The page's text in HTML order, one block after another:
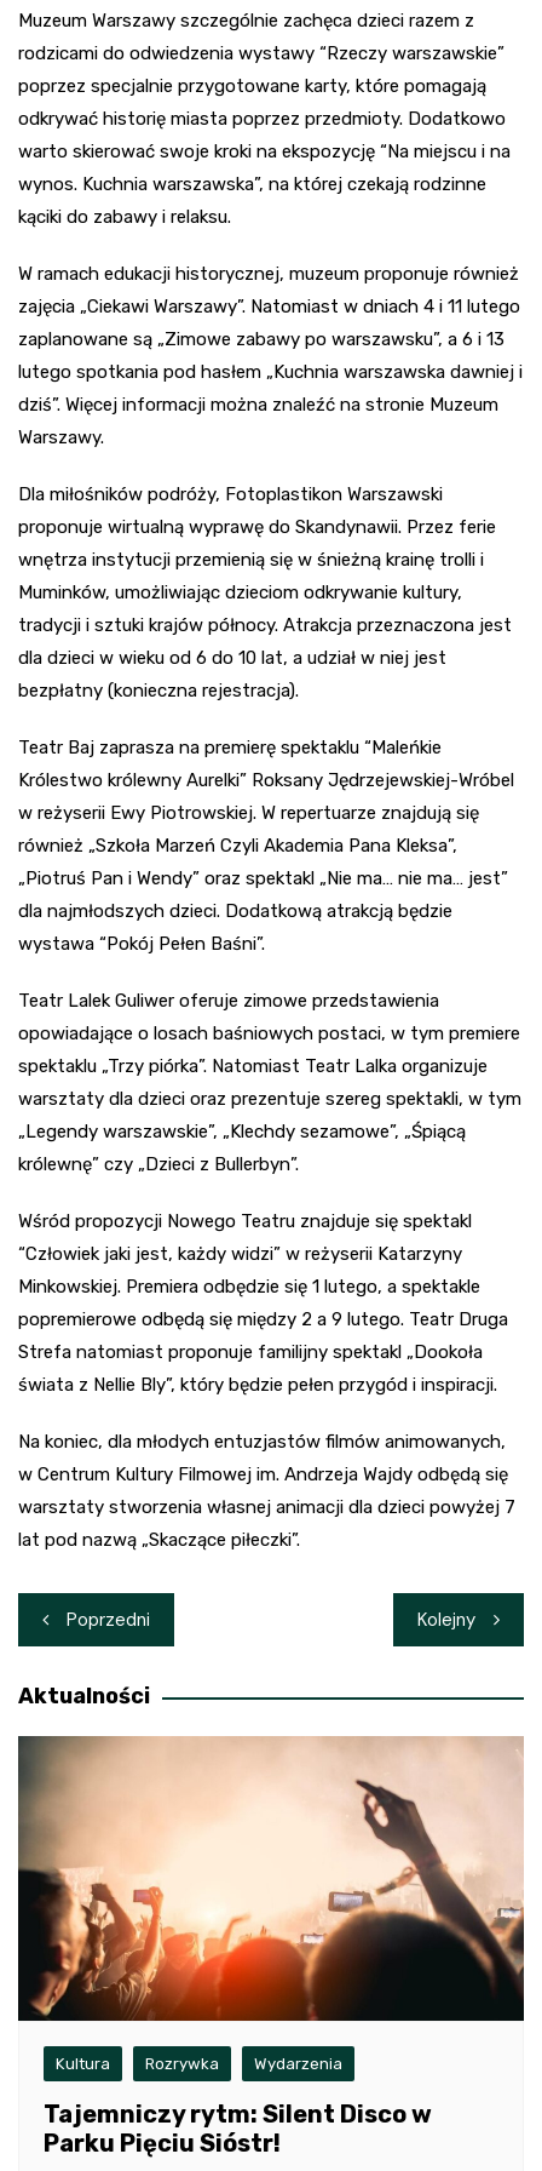
Muzeum Warszawy szczególnie zachęca dzieci razem z
rodzicami do odwiedzenia wystawy “Rzeczy warszawskie”
poprzez specjalnie przygotowane karty, które pomagają
odkrywać historię miasta poprzez przedmioty. Dodatkowo
warto skierować swoje kroki na ekspozycję “Na miejscu i na
wynos. Kuchnia warszawska”, na której czekają rodzinne
kąciki do zabawy i relaksu.
W ramach edukacji historycznej, muzeum proponuje również
zajęcia „Ciekawi Warszawy”. Natomiast w dniach 4 i 11 lutego
zaplanowane są „Zimowe zabawy po warszawsku”, a 6 i 13
lutego spotkania pod hasłem „Kuchnia warszawska dawniej i
dziś”. Więcej informacji można znaleźć na stronie Muzeum
Warszawy.
Dla miłośników podróży, Fotoplastikon Warszawski
proponuje wirtualną wyprawę do Skandynawii. Przez ferie
wnętrza instytucji przemienią się w śnieżną krainę trolli i
Muminków, umożliwiając dzieciom odkrywanie kultury,
tradycji i sztuki krajów północy. Atrakcja przeznaczona jest
dla dzieci w wieku od 6 do 10 lat, a udział w niej jest
bezpłatny (konieczna rejestracja).
Teatr Baj zaprasza na premierę spektaklu “Maleńkie
Królestwo królewny Aurelki” Roksany Jędrzejewskiej-Wróbel
w reżyserii Ewy Piotrowskiej. W repertuarze znajdują się
również „Szkoła Marzeń Czyli Akademia Pana Kleksa”,
„Piotruś Pan i Wendy” oraz spektakl „Nie ma… nie ma… jest”
dla najmłodszych dzieci. Dodatkową atrakcją będzie
wystawa “Pokój Pełen Baśni”.
Teatr Lalek Guliwer oferuje zimowe przedstawienia
opowiadające o losach baśniowych postaci, w tym premiere
spektaklu „Trzy piórka”. Natomiast Teatr Lalka organizuje
warsztaty dla dzieci oraz prezentuje szereg spektakli, w tym
„Legendy warszawskie”, „Klechdy sezamowe”, „Śpiącą
królewnę” czy „Dzieci z Bullerbyn”.
Wśród propozycji Nowego Teatru znajduje się spektakl
“Człowiek jaki jest, każdy widzi” w reżyserii Katarzyny
Minkowskiej. Premiera odbędzie się 1 lutego, a spektakle
popremierowe odbędą się między 2 a 9 lutego. Teatr Druga
Strefa natomiast proponuje familijny spektakl „Dookoła
świata z Nellie Bly”, który będzie pełen przygód i inspiracji.
Na koniec, dla młodych entuzjastów filmów animowanych,
w Centrum Kultury Filmowej im. Andrzeja Wajdy odbędą się
warsztaty stworzenia własnej animacji dla dzieci powyżej 7
lat pod nazwą „Skaczące piłeczki”.
Nawigacja
wpisu
Poprzedni Kolejny
Aktualności
Kultura Rozrywka Wydarzenia
Tajemniczy rytm: Silent Disco w
Parku Pięciu Sióstr!